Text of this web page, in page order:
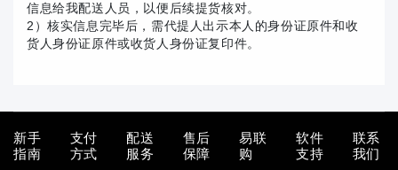
信息给我配送人员，以便后续提货核对。
2）核实信息完毕后，需代提人出示本人的身份证原件和收
货人身份证原件或收货人身份证复印件。
新手
指南
支付
方式
配送
服务
售后
保障
易联
购
软件
支持
联系
我们